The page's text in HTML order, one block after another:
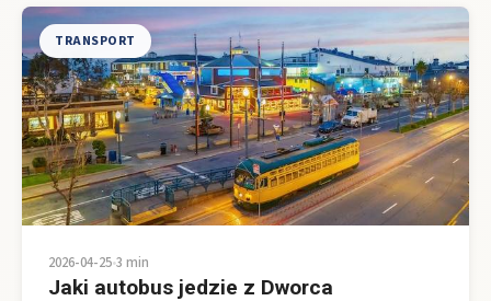
TRANSPORT
2026-04-25•3 min
Jaki autobus jedzie z Dworca